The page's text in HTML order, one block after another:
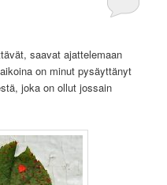
saavat ajattelemaan
on minut pysäyttänyt
joka on ollut jossain